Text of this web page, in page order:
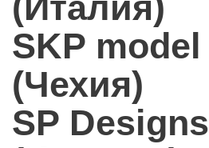
SKP model
(Чехия)
SP Designs